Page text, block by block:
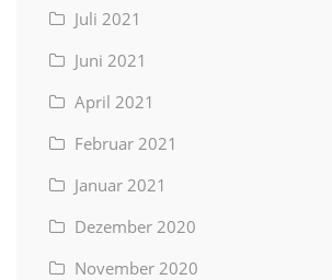
Juli 2021
Juni 2021
April 2021
Februar 2021
Januar 2021
Dezember 2020
November 2020